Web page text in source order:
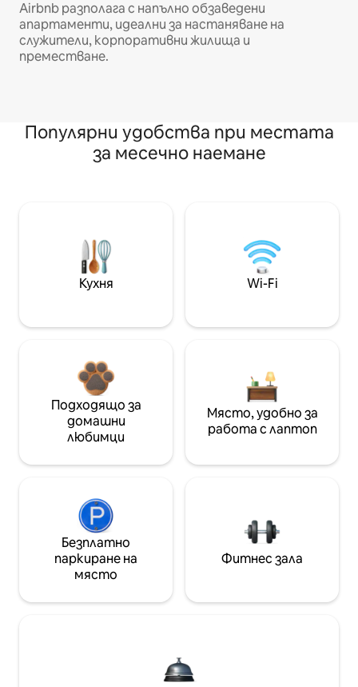
Airbnb разполага с напълно обзаведени
апартаменти, идеални за настаняване на
служители, корпоративни жилища и
преместване.
Популярни удобства при местата
за месечно наемане
Кухня Wi-Fi
Подходящо за
домашни
любимци
Място, удобно за
работа с лаптоп
Безплатно
паркиране на
място
Фитнес зала